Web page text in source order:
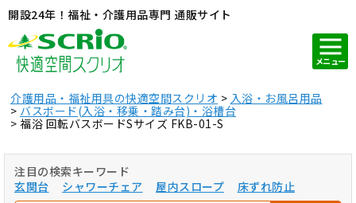
開設24年！福祉・介護用品専門 通販サイト
メニュー
介護用品・福祉用具の快適空間スクリオ
入浴・お風呂用品
バスボード(入浴・移乗・踏み台)・浴槽台
福浴 回転バスボードSサイズ FKB-01-S
注目の検索キーワード
玄関台
シャワーチェア 屋内スロープ
床ずれ防止